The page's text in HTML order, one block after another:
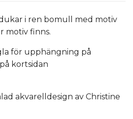
i ren bomull med motiv
motiv finns.
för upphängning på
kortsidan
akvarelldesign av Christine